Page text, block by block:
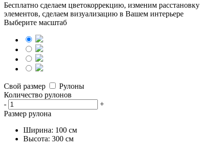
Бесплатно сделаем цветокоррекцию, изменим расстановку
элементов, сделаем визуализацию в Вашем интерьере
Выберите масштаб
Свой размер
Рулоны
Количество рулонов
-
+
Размер рулона
Ширина: 100 см
Высота: 300 см